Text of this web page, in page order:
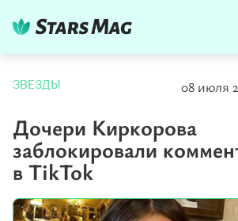
ЗВЕЗДЫ 08 июля
Дочери Киркорова
заблокировали
в TikTok